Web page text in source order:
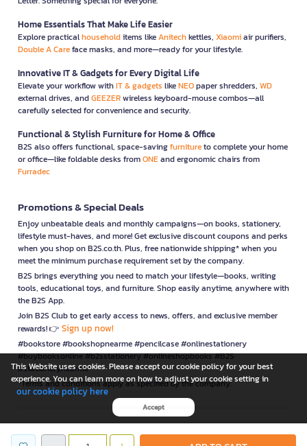
Home Essentials That Make Life Easier
Explore practicalhouseholditems likeAnitechkettles, Xiaomiair purifiers,
Double A Careface masks, and more—ready for your lifestyle.
Innovative IT & Gadgets for Every Digital Life
Elevate your workflow withIT & gadgets likeNEOpaper shredders, WD
external drives, andGEEZERwireless keyboard-mouse combos—all
carefully selected for convenience and security.
Functional & Stylish Furniture for Home & Office
B2S also offers functional, space-savingfurnitureto complete your home
or office—like foldable desks fromONEand ergonomic chairs from
Furradec
Promotions & Special Deals
Enjoy unbeatable deals and monthly campaigns—on books, stationery,
lifestyle must-haves, and more! Get exclusive discount coupons and perks
when you shop on B2S.co.th. Plus, free nationwide shipping* when you
meet the minimum purchase requirement set by the company.
B2S brings everything you need to match your lifestyle—books, writing
tools, educational toys, and furniture. Shop easily anytime, anywhere with
the B2S App.
Join B2S Club to get early access to news, offers, and exclusive member
rewards! 👉 Sign up now!
#bookstore #bookshopnearme #pencilcase #onlinestationery
#buybooksonline #b2sstationery #onlineshopbooks #B2S
#stationerynearme
*Terms and conditions apply as specified by the company.
is a company operating under
This Website uses cookies. Please accept our cookie policy for your best
experience. You can learn more on how to adjust your cookie setting in
our cookie policy here
Accept